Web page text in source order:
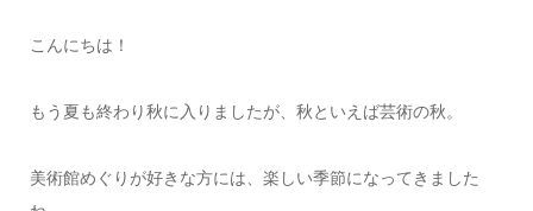
こんにちは！
もう夏も終わり秋に入りましたが、秋といえば芸術の秋。
美術館めぐりが好きな方には、楽しい季節になってきました